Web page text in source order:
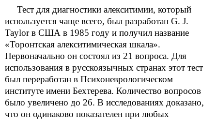
Тест для диагностики алекситимии, который
используется чаще всего, был разработан G. J.
Taylor в США в 1985 году и получил название
«Торонтская алекситимическая шкала».
Первоначально он состоял из 21 вопроса. Для
использования в русскоязычных странах этот тест
был переработан в Психоневрологическом
институте имени Бехтерева. Количество вопросов
было увеличено до 26. В исследованиях доказано,
что он одинаково показателен при любых